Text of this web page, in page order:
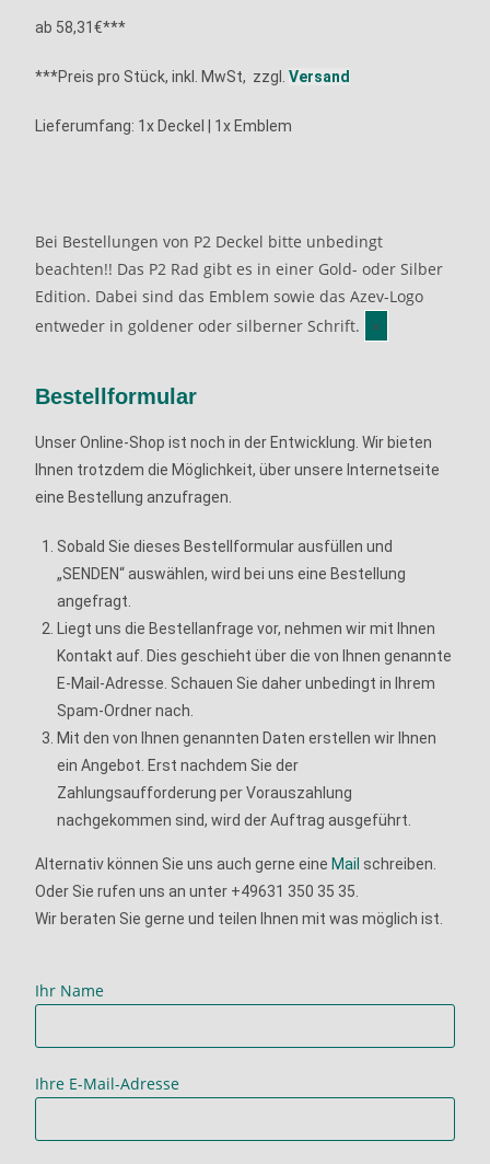
ab 58,31€***
***Preis pro Stück, inkl. MwSt, zzgl.Versand
Lieferumfang: 1x Deckel | 1x Emblem
Bei Bestellungen von P2 Deckel bitte unbedingt
beachten!! Das P2 Rad gibt es in einer Gold- oder Silber
Edition. Dabei sind das Emblem sowie das Azev-Logo
entweder in goldener oder silberner Schrift.
×
Bestellformular
Unser Online-Shop ist noch in der Entwicklung. Wir bieten
Ihnen trotzdem die Möglichkeit, über unsere Internetseite
eine Bestellung anzufragen.
Sobald Sie dieses Bestellformular ausfüllen und
„SENDEN“ auswählen, wird bei uns eine Bestellung
angefragt.
Liegt uns die Bestellanfrage vor, nehmen wir mit Ihnen
Kontakt auf. Dies geschieht über die von Ihnen genannte
E-Mail-Adresse. Schauen Sie daher unbedingt in Ihrem
Spam-Ordner nach.
Mit den von Ihnen genannten Daten erstellen wir Ihnen
ein Angebot. Erst nachdem Sie der
Zahlungsaufforderung per Vorauszahlung
nachgekommen sind, wird der Auftrag ausgeführt.
Alternativ können Sie uns auch gerne eine Mail schreiben.
Oder Sie rufen uns an unter +49631 350 35 35.
Wir beraten Sie gerne und teilen Ihnen mit was möglich ist.
Ihr Name
Ihre E-Mail-Adresse